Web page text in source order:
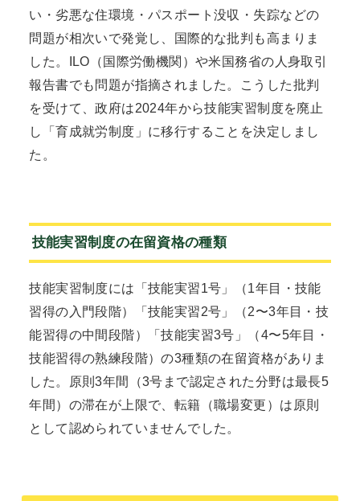
い・劣悪な住環境・パスポート没収・失踪などの
問題が相次いで発覚し、国際的な批判も高まりま
した。ILO（国際労働機関）や米国務省の人身取引
報告書でも問題が指摘されました。こうした批判
を受けて、政府は2024年から技能実習制度を廃止
し「育成就労制度」に移行することを決定しまし
た。
技能実習制度の在留資格の種類
技能実習制度には「技能実習1号」（1年目・技能
習得の入門段階）「技能実習2号」（2〜3年目・技
能習得の中間段階）「技能実習3号」（4〜5年目・
技能習得の熟練段階）の3種類の在留資格がありま
した。原則3年間（3号まで認定された分野は最長5
年間）の滞在が上限で、転籍（職場変更）は原則
として認められていませんでした。